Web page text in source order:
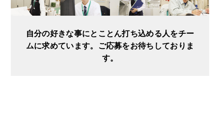
自分の好きな事にとことん打ち込める人をチー
ムに求めています。ご応募をお待ちしておりま
す。